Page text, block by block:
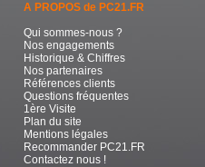
A PROPOS de PC21.FR
Qui sommes-nous ?
Nos engagements
Historique & Chiffres
Nos partenaires
Références clients
Questions fréquentes
1ère Visite
Plan du site
Mentions légales
Recommander PC21.FR
Contactez nous !